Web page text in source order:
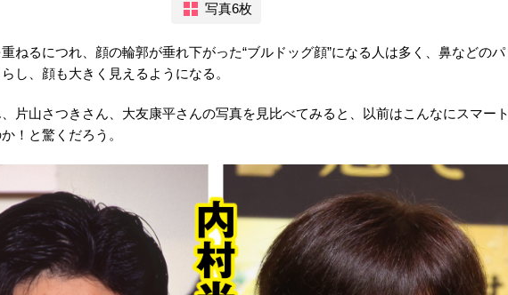
写真6枚
ねるにつれ、顔の輪郭が垂れ下がった“ブルドッグ顔”になる人は多く、鼻などのパ
し、顔も大きく見えるようになる。
片山さつきさん、大友康平さんの写真を見比べてみると、以前はこんなにスマート
！と驚くだろう。